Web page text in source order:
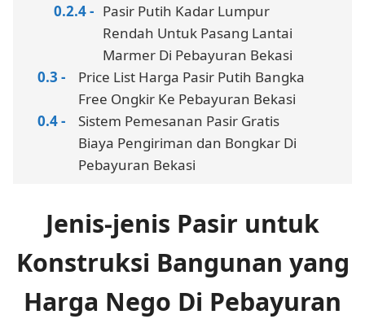
Pasir Putih Kadar Lumpur
Rendah Untuk Pasang Lantai
Marmer Di Pebayuran Bekasi
Price List Harga Pasir Putih Bangka
Free Ongkir Ke Pebayuran Bekasi
Sistem Pemesanan Pasir Gratis
Biaya Pengiriman dan Bongkar Di
Pebayuran Bekasi
Jenis-jenis Pasir untuk
Konstruksi Bangunan yang
Harga Nego Di Pebayuran